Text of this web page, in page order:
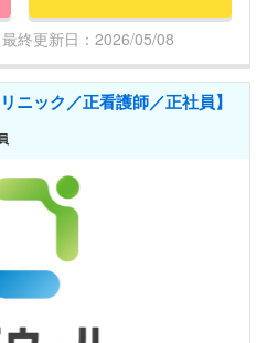
終更新日：2026/05/08
ニック／正看護師／正社員】